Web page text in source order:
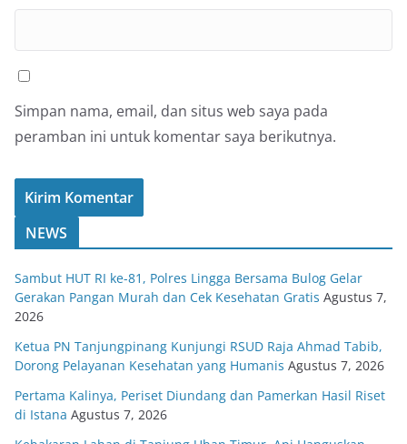
Simpan nama, email, dan situs web saya pada
peramban ini untuk komentar saya berikutnya.
NEWS
Sambut HUT RI ke-81, Polres Lingga Bersama Bulog Gelar
Gerakan Pangan Murah dan Cek Kesehatan Gratis Agustus 7,
2026
Ketua PN Tanjungpinang Kunjungi RSUD Raja Ahmad Tabib,
Dorong Pelayanan Kesehatan yang Humanis Agustus 7, 2026
Pertama Kalinya, Periset Diundang dan Pamerkan Hasil Riset
di Istana Agustus 7, 2026